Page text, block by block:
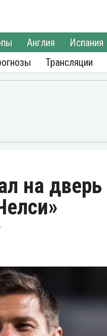
Англия Испания
Трансляции
на дверь